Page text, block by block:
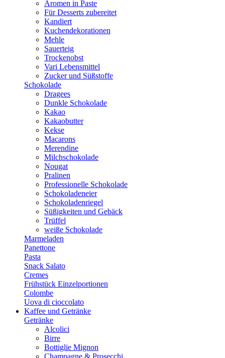
Aromen in Paste
Für Desserts zubereitet
Kandiert
Kuchendekorationen
Mehle
Sauerteig
Trockenobst
Vari Lebensmittel
Zucker und Süßstoffe
Schokolade
Dragees
Dunkle Schokolade
Kakao
Kakaobutter
Kekse
Macarons
Merendine
Milchschokolade
Nougat
Pralinen
Professionelle Schokolade
Schokoladeneier
Schokoladenriegel
Süßigkeiten und Gebäck
Trüffel
weiße Schokolade
Marmeladen
Panettone
Pasta
Snack Salato
Cremes
Frühstück Einzelportionen
Colombe
Uova di cioccolato
Kaffee und Getränke
Getränke
Alcolici
Birre
Bottiglie Mignon
Champagne & Prosecchi